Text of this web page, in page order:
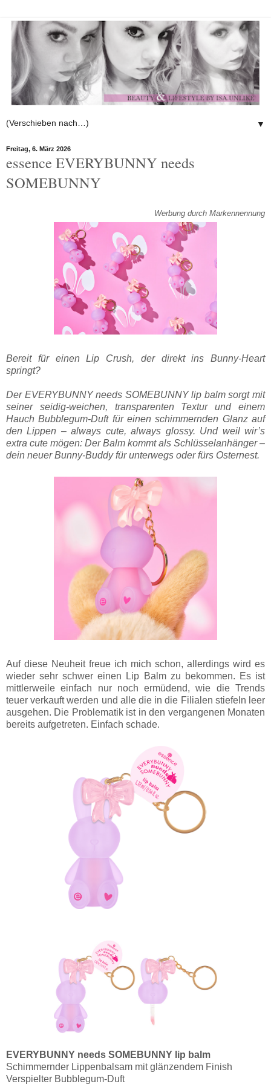
▼
Freitag, 6. März 2026
essence EVERYBUNNY needs
SOMEBUNNY
Werbung durch Markennennung
Bereit für einen Lip Crush, der direkt ins Bunny-Heart
springt?
Der EVERYBUNNY needs SOMEBUNNY lip balm sorgt mit
seiner seidig-weichen, transparenten Textur und einem
Hauch Bubblegum-Duft für einen schimmernden Glanz auf
den Lippen – always cute, always glossy. Und weil wir’s
extra cute mögen: Der Balm kommt als Schlüsselanhänger –
dein neuer Bunny-Buddy für unterwegs oder fürs Osternest.
Auf diese Neuheit freue ich mich schon, allerdings wird es
wieder sehr schwer einen Lip Balm zu bekommen. Es ist
mittlerweile einfach nur noch ermüdend, wie die Trends
teuer verkauft werden und alle die in die Filialen stiefeln leer
ausgehen. Die Problematik ist in den vergangenen Monaten
bereits aufgetreten. Einfach schade.
EVERYBUNNY needs SOMEBUNNY lip balm
Schimmernder Lippenbalsam mit glänzendem Finish
Verspielter Bubblegum-Duft